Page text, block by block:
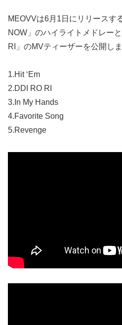
MEOVVは6月1日にリリースす
NOW」のハイライトメドレー
RI」のMVティーザーを公開しま
1.Hit ‘Em
2.DDI RO RI
3.In My Hands
4.Favorite Song
5.Revenge